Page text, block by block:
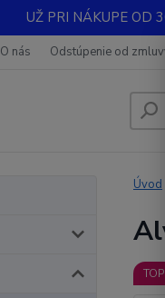
UŽ PRI NÁKUPE OD
O nás Odstúpenie od
Úvod